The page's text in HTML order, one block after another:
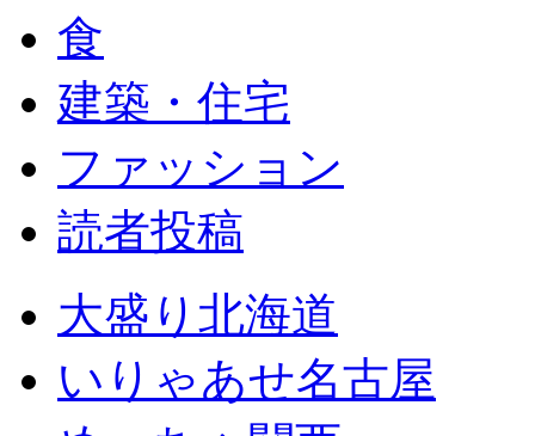
食
建築・住宅
ファッション
読者投稿
大盛り北海道
いりゃあせ名古屋